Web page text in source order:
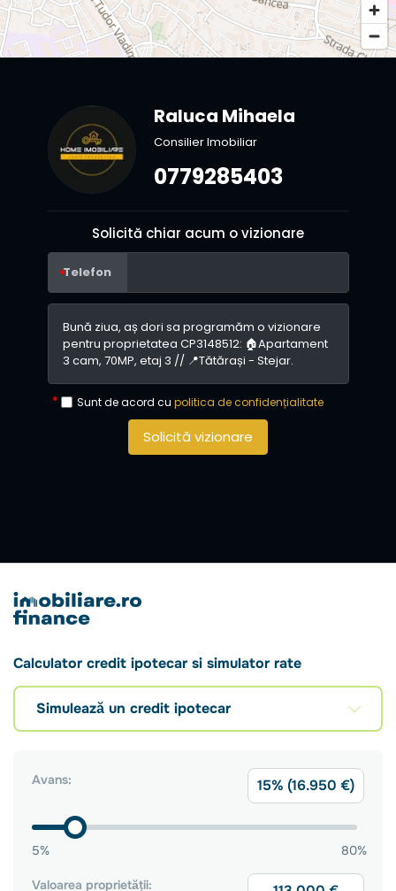
Raluca Mihaela
Consilier Imobiliar
0779285403
Solicită chiar acum o vizionare
Telefon
Sunt de acord cu politica de confidențialitate
Solicită vizionare